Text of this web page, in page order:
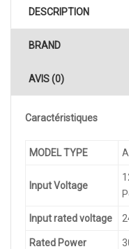
DESCRIPTION
BRAND
AVIS (0)
Caractéristiques
MODELTYPE
InputVoltage
Inputratedvoltage
Rated Power